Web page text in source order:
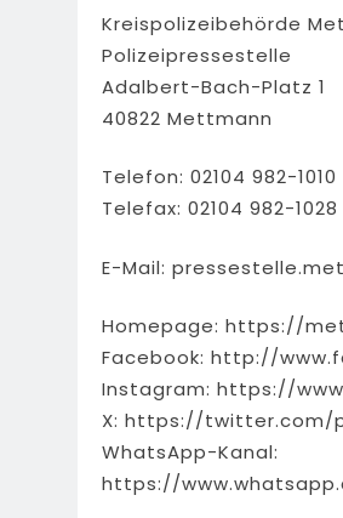
Kreispolizeibehörde
Polizeipressestelle
Adalbert-Bach-Platz 1
40822 Mettmann
Telefon: 02104 982-1010
Telefax: 02104 982-1028
E-Mail:
Homepage: https://
Facebook: http://
Instagram: https://
X: https://twitter.com/
WhatsApp-Kanal:
https://